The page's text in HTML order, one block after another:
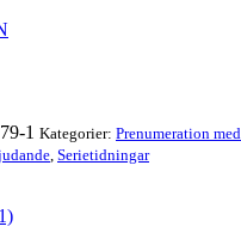
1 Kategorier: Prenumeration
Serietidningar